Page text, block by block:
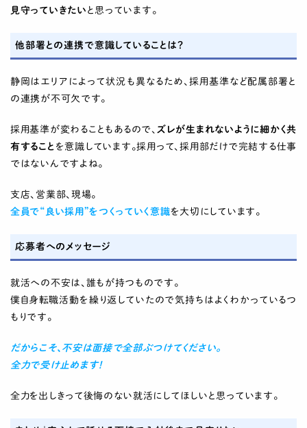
見守っていきたい と思っています。
他部署との連携で意識していることは？
静岡はエリアによって状況も異なるため、採用基準など配属部署と
の連携が不可欠です。
採用基準が変わることもあるので、 ズレが生まれないように細かく共
有すること を意識しています。採用って、採用部だけで完結する仕事
ではないんですよね。
支店、営業部、現場。
全員で“良い採用”をつくっていく意識を大切にしています。
応募者へのメッセージ
就活への不安は、誰もが持つものです。
僕自身転職活動を繰り返していたので気持ちはよくわかっているつ
もりです。
だからこそ、不安は面接で全部ぶつけてください。
全力で受け止めます！
全力を出しきって後悔のない就活にしてほしいと思っています。